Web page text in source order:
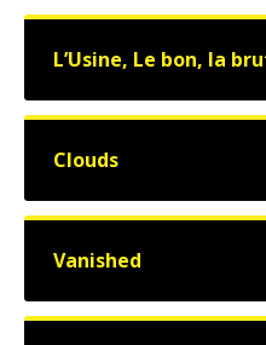
L’Usine, Le bon, la
Clouds
Vanished